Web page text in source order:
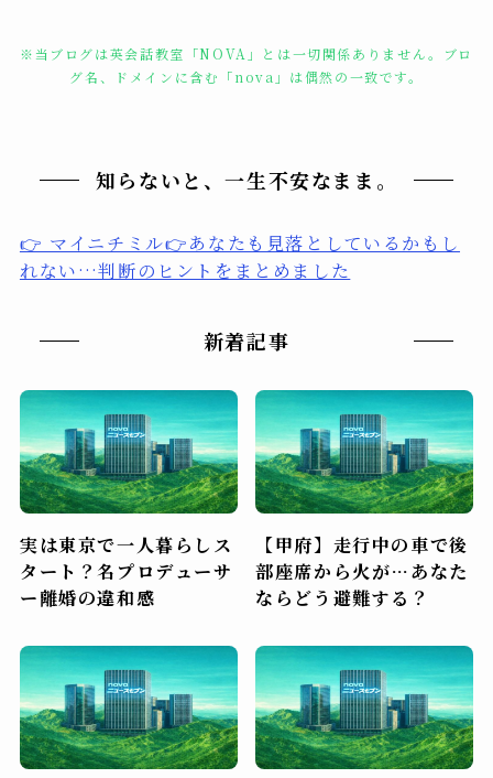
※当ブログは英会話教室「NOVA」とは一切関係ありません。ブロ
グ名、ドメインに含む「nova」は偶然の一致です。
知らないと、一生不安なまま。
👉 マイニチミル👉あなたも見落としているかもし
れない…判断のヒントをまとめました
新着記事
実は東京で一人暮らしス
タート？名プロデューサ
ー離婚の違和感
【甲府】走行中の車で後
部座席から火が…あなた
ならどう避難する？